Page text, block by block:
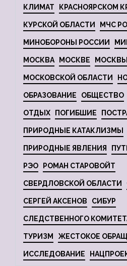
КЛИМАТ КРАСНОЯРСКОМ
КУРСКОЙ ОБЛАСТИ МЧС
МИНОБОРОНЫ РОССИИ
МОСКВА МОСКВЕ МОСКВЫ
МОСКОВСКОЙ ОБЛАСТИ
ОБРАЗОВАНИЕ ОБЩЕСТВО
ОТДЫХ ПОГИБШИЕ
ПРИРОДНЫЕ КАТАКЛИЗМЫ
ПРИРОДНЫЕ ЯВЛЕНИЯ
РЭО РОМАН СТАРОВОЙТ
СВЕРДЛОВСКОЙ ОБЛАСТИ
СЕРГЕЙ АКСЕНОВ СИБУР
СЛЕДСТВЕННОГО
ТУРИЗМ ЖЕСТОКОЕ
ИССЛЕДОВАНИЕ